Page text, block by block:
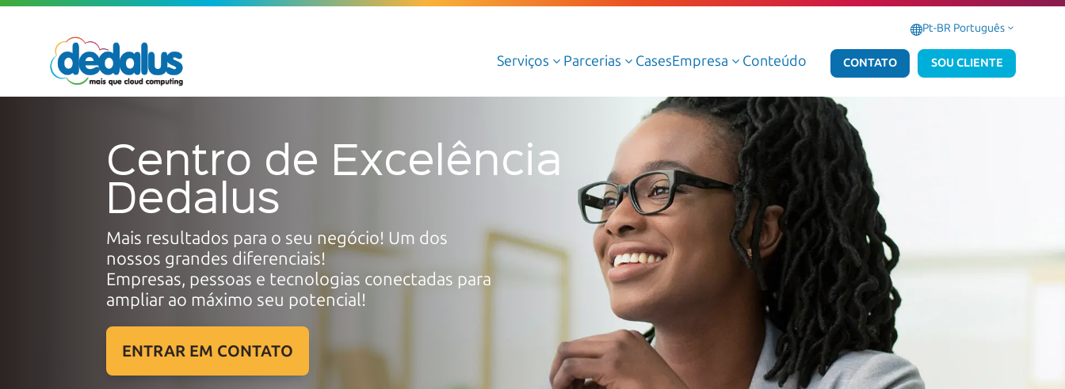
Pt-BR Português 3
Serviços 3
Serviços Gerenciados de Cloud
Serviços Profissionais de Cloud
Cloud Oracle
Serviços Gerenciados de Dados e IA
Serviços Profissionais de Dados e IA
Dados e IA AWS
Dados e IA Azure
Atlas Dedalus
Parcerias 3 CasesEmpresa 3 Conteúdo CONTATO SOU CLIENTE
Centro de Excelência
Dedalus
Mais resultados para o seu negócio! Um dos
nossos grandes diferenciais!
Empresas, pessoas e tecnologias conectadas para
ampliar ao máximo seu potencial!
ENTRAR EM CONTATO